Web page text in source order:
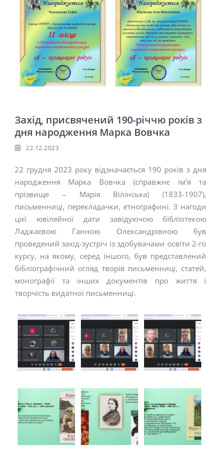
Захід, присвячений 190-річчю років з
дня народження Марка Вовчка
22.12.2023
22 грудня 2023 року відзначається 190 років з дня
народження Марка Вовчка (справжнє ім’я та
прізвище – Марія Вілінська) (1833-1907),
письменниці, перекладачки, етнографині. З нагоди
цієї ювілейної дати завідуючою бібліотекою
Ладжаєвою Ганною Олександрівною був
проведений захід-зустріч із здобувачами освіти 2-го
курсу, на якому, серед іншого, був представлений
бібліографічний огляд творів письменниці, статей,
монографії та інших документів про життя і
творчість видатної письменниці.